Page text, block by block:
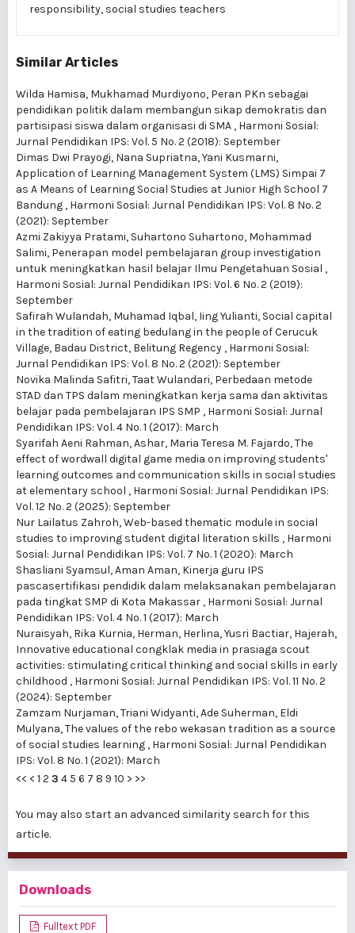
responsibility, social studies teachers
Similar Articles
Wilda Hamisa, Mukhamad Murdiyono, Peran PKn sebagai
pendidikan politik dalam membangun sikap demokratis dan
partisipasi siswa dalam organisasi di SMA , Harmoni Sosial:
Jurnal Pendidikan IPS: Vol. 5 No. 2 (2018): September
Dimas Dwi Prayogi, Nana Supriatna, Yani Kusmarni,
Application of Learning Management System (LMS) Simpai 7
as A Means of Learning Social Studies at Junior High School 7
Bandung , Harmoni Sosial: Jurnal Pendidikan IPS: Vol. 8 No. 2
(2021): September
Azmi Zakiyya Pratami, Suhartono Suhartono, Mohammad
Salimi, Penerapan model pembelajaran group investigation
untuk meningkatkan hasil belajar Ilmu Pengetahuan Sosial ,
Harmoni Sosial: Jurnal Pendidikan IPS: Vol. 6 No. 2 (2019):
September
Safirah Wulandah, Muhamad Iqbal, Iing Yulianti, Social capital
in the tradition of eating bedulang in the people of Cerucuk
Village, Badau District, Belitung Regency , Harmoni Sosial:
Jurnal Pendidikan IPS: Vol. 8 No. 2 (2021): September
Novika Malinda Safitri, Taat Wulandari, Perbedaan metode
STAD dan TPS dalam meningkatkan kerja sama dan aktivitas
belajar pada pembelajaran IPS SMP , Harmoni Sosial: Jurnal
Pendidikan IPS: Vol. 4 No. 1 (2017): March
Syarifah Aeni Rahman, Ashar, Maria Teresa M. Fajardo,The
effect of wordwall digital game media on improving students'
learning outcomes and communication skills in social studies
at elementary school , Harmoni Sosial: Jurnal Pendidikan IPS:
Vol. 12 No. 2 (2025): September
Nur Lailatus Zahroh,Web-based thematic module in social
studies to improving student digital literation skills , Harmoni
Sosial: Jurnal Pendidikan IPS: Vol. 7 No. 1 (2020): March
Shasliani Syamsul, Aman Aman, Kinerja guru IPS
pascasertifikasi pendidik dalam melaksanakan pembelajaran
pada tingkat SMP di Kota Makassar , Harmoni Sosial: Jurnal
Pendidikan IPS: Vol. 4 No. 1 (2017): March
Nuraisyah, Rika Kurnia, Herman, Herlina, Yusri Bactiar, Hajerah,
Innovative educational congklak media in prasiaga scout
activities: stimulating critical thinking and social skills in early
childhood , Harmoni Sosial: Jurnal Pendidikan IPS: Vol. 11 No. 2
(2024): September
Zamzam Nurjaman, Triani Widyanti, Ade Suherman, Eldi
Mulyana,The values of the rebo wekasan tradition as a source
of social studies learning , Harmoni Sosial: Jurnal Pendidikan
IPS: Vol. 8 No. 1 (2021): March
<< < 1 2 3 4 5 6 7 8 9 10 > >>
You may also start an advanced similarity search for this
article.
Downloads
Fulltext PDF